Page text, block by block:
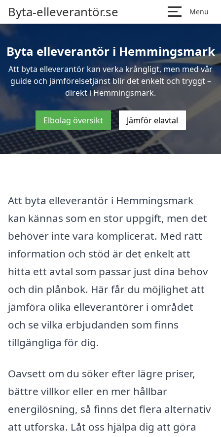
Byta-elleverantör.se Menu
Byta elleverantör i Hemmingsmark
Att byta elleverantör kan verka krångligt, men med vår
guide och jämförelsetjänst blir det enkelt och tryggt –
direkt i Hemmingsmark.
Elbolag översikt Jämför elavtal
Att byta elleverantör i Hemmingsmark
kan kännas som en stor uppgift, men det
behöver inte vara komplicerat. Med rätt
information och stöd är det enkelt att
hitta ett avtal som passar just dina behov
och din plånbok. Här får du möjlighet att
jämföra olika elleverantörer i området
och se vilka erbjudanden som finns
tillgängliga för dig.
Oavsett om du söker efter lägre priser,
bättre villkor eller en mer hållbar
energilösning, så finns det flera alternativ
att utforska. Låt oss hjälpa dig att göra